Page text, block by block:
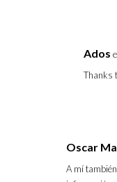
Ados
Thanks
Oscar
A mí